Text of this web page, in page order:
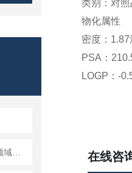
类别： 对照
物化属性
密度： 1.87
PSA：
LOGP： -
在线咨